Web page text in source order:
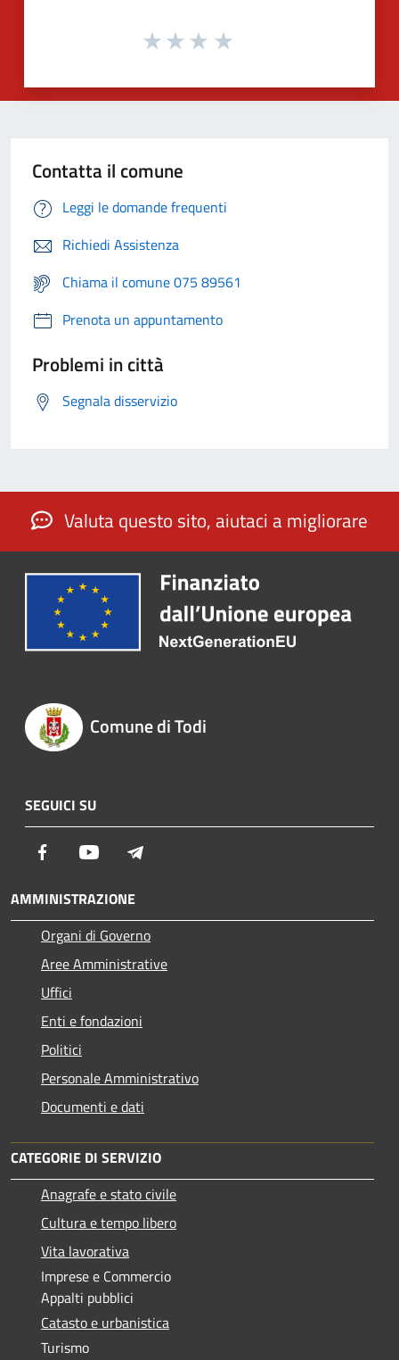
Contatta il comune
Leggi le domande frequenti
Richiedi Assistenza
Chiama il comune 075 89561
Prenota un appuntamento
Problemi in città
Segnala disservizio
Valuta questo sito, aiutaci a migliorare
Comune di Todi
SEGUICI SU
Facebook Youtube
AMMINISTRAZIONE
Organi di Governo
Aree Amministrative
Uffici
Enti e fondazioni
Politici
Personale Amministrativo
Documenti e dati
CATEGORIE DI SERVIZIO
Anagrafe e stato civile
Cultura e tempo libero
Vita lavorativa
Imprese e Commercio
Appalti pubblici
Catasto e urbanistica
Turismo